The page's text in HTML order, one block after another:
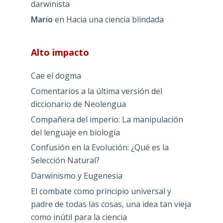
darwinista
Mario en Hacia una ciencia blindada
Alto impacto
Cae el dogma
Comentarios a la última versión del
diccionario de Neolengua
Compañera del imperio: La manipulación
del lenguaje en biología
Confusión en la Evolución: ¿Qué es la
Selección Natural?
Darwinismo y Eugenesia
El combate como principio universal y
padre de todas las cosas, una idea tan vieja
como inútil para la ciencia